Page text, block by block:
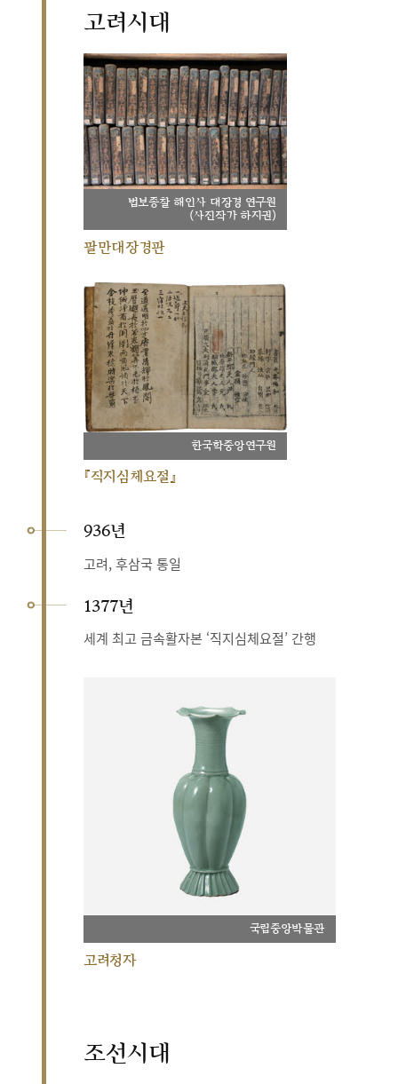
고려시대
법보종찰 해인사 대장경 연구원
(사진작가 하지권)
팔만대장경판
한국학중앙연구원
『직지심체요절』
936년
고려, 후삼국 통일
1377년
세계 최고 금속활자본 ‘직지심체요절’ 간행
국립중앙박물관
고려청자
조선시대